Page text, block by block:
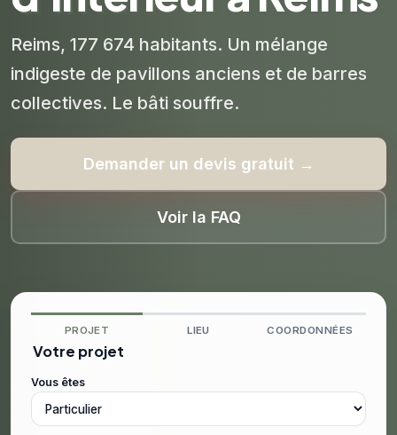
Reims, 177 674 habitants. Un mélange
indigeste de pavillons anciens et de barres
collectives. Le bâti souffre.
Demander un devis gratuit →
Voir la FAQ
PROJET LIEU COORDONNÉES
Votre projet
Vous êtes